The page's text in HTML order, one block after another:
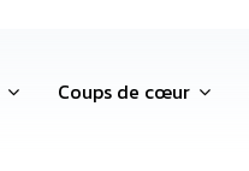
Coups de cœur